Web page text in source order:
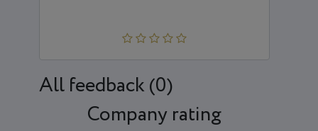
All feedback (0)
Company rating